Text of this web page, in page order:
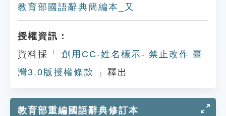
教育部國語辭典簡編本_又
授權資訊：
資料採「
創用CC-姓名標示- 禁止改作 臺
灣3.0版授權條款
」釋出
教育部重編國語辭典修訂本